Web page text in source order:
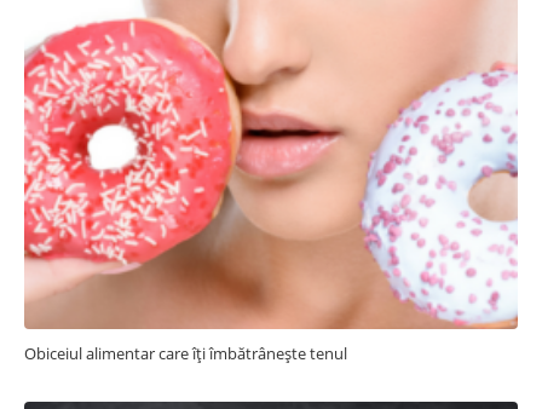
Obiceiul alimentar care îți îmbătrânește tenul